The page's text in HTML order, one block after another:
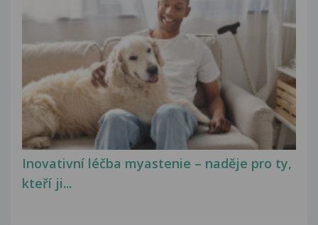
Inovativní léčba myastenie – naděje pro ty,
kteří ji...